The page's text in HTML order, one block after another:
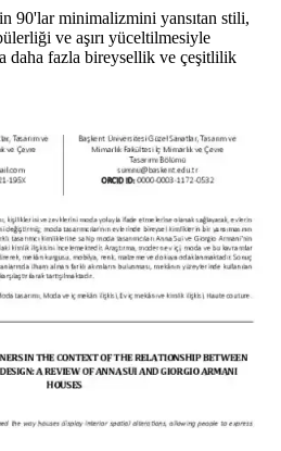
90'lar minimalizmini yansıtan stili,
ve aşırı yüceltilmesiyle
daha fazla bireysellik ve çeşitlilik